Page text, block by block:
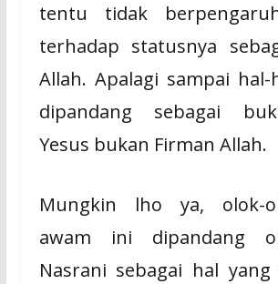
tentu tidak
terhadap statusnya
Allah. Apalagi sampai
dipandang sebagai
Yesus bukan Firman Allah.
Mungkin lho ya, olok-
awam ini dipandang
Nasrani sebagai hal